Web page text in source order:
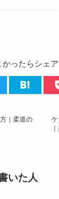
かったらシェア
｜柔道の
いた人